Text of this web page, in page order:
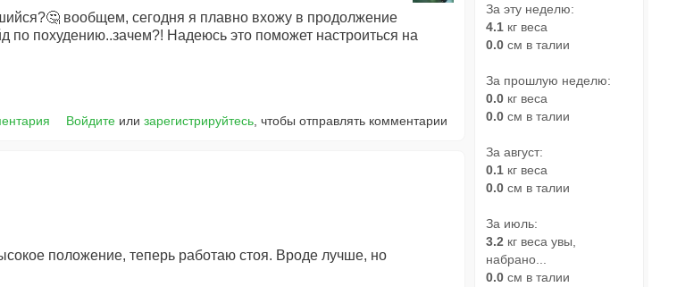
вообщем, сегодня я плавно вхожу в продолжение
по похудению..зачем?! Надеюсь это поможет настроиться на
Войдите илизарегистрируйтесь , чтобы отправлять комментарии
положение, теперь работаю стоя. Вроде лучше, но
За эту неделю:
4.1 кг веса
0.0 см в талии
За прошлую неделю:
0.0 кг веса
0.0 см в талии
За август:
0.1 кг веса
0.0 см в талии
За июль:
3.2 кг веса увы,
набрано...
0.0 см в талии